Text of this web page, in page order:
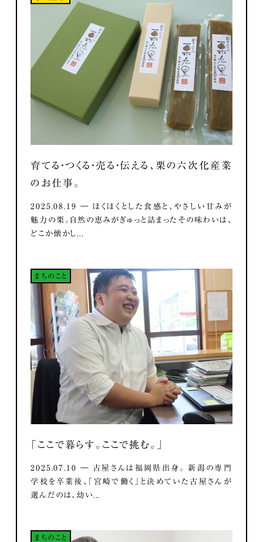
育てる・つくる・売る・伝える、栗の六次化産業
のお仕事。
2025.08.19 ― ほくほくとした食感と、やさしい甘みが
魅力の栗。自然の恵みがぎゅっと詰まったその味わいは、
どこか懐かし...
まちのこと
「ここで暮らす。ここで挑む。」
2025.07.10 ― 古屋さんは福岡県出身。 新潟の専門
学校を卒業後、「宮崎で働く」と決めていた古屋さんが
選んだのは、幼い...
まちのこと